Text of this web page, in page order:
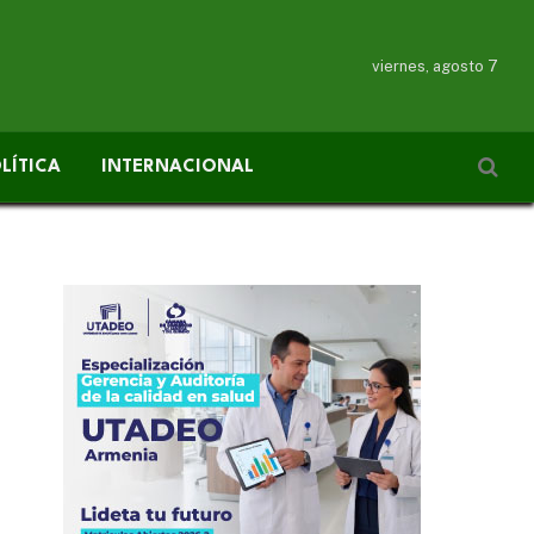
viernes, agosto 7
INTERNACIONAL